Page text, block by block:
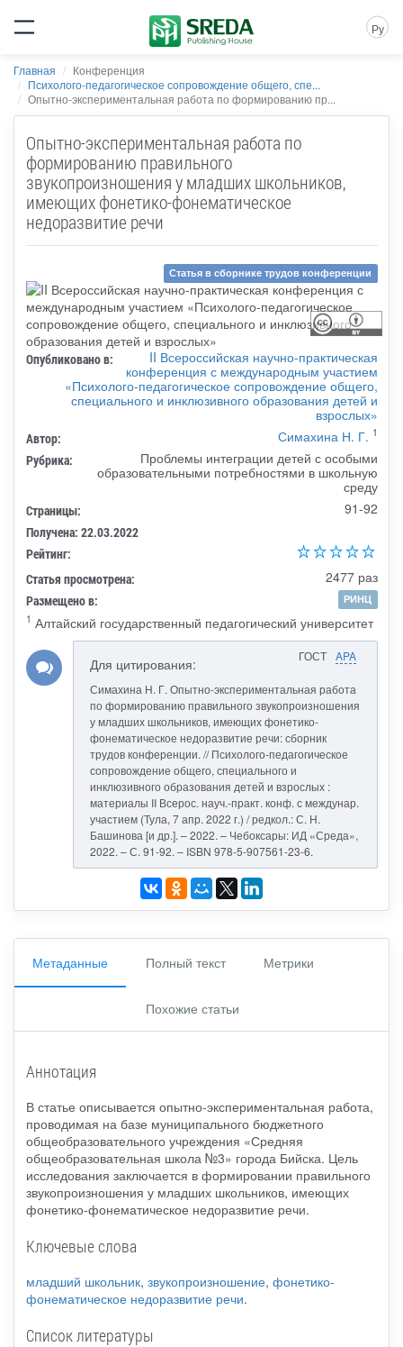
Ру
Главная
Конференция
Психолого-педагогическое сопровождение общего, спе...
Опытно-экспериментальная работа по формированию пр...
Опытно-экспериментальная работа по
формированию правильного
звукопроизношения у младших школьников,
имеющих фонетико-фонематическое
недоразвитие речи
Статья в сборнике трудов конференции
Опубликовано в:
II Всероссийская научно-практическая
конференция с международным участием
«Психолого-педагогическое сопровождение общего,
специального и инклюзивного образования детей и
взрослых»
Автор: Симахина Н. Г. 1
Рубрика:
Проблемы интеграции детей с особыми
образовательными потребностями в школьную
среду
Страницы: 91-92
Получена: 22.03.2022
Рейтинг:
Статья просмотрена:
2477 раз
Размещено в:
РИНЦ
1 Алтайский государственный педагогический университет
ГОСТ APA
Для цитирования:
Симахина Н. Г. Опытно-экспериментальная работа
по формированию правильного звукопроизношения
у младших школьников, имеющих фонетико-
фонематическое недоразвитие речи: сборник
трудов конференции. // Психолого-педагогическое
сопровождение общего, специального и
инклюзивного образования детей и взрослых :
материалы II Всерос. науч.-практ. конф. с междунар.
участием (Тула, 7 апр. 2022 г.) / редкол.: С. Н.
Башинова [и др.]. – 2022. – Чебоксары: ИД «Среда»,
2022. – С. 91-92. – ISBN 978-5-907561-23-6.
Метаданные Полный текст Метрики
Похожие статьи
Аннотация
В статье описывается опытно-экспериментальная работа,
проводимая на базе муниципального бюджетного
общеобразовательного учреждения «Средняя
общеобразовательная школа №3» города Бийска. Цель
исследования заключается в формировании правильного
звукопроизношения у младших школьников, имеющих
фонетико-фонематическое недоразвитие речи.
Ключевые слова
младший школьник, звукопроизношение, фонетико-
фонематическое недоразвитие речи.
Список литературы